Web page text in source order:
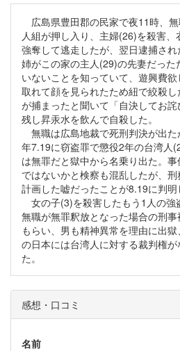
広島県豊田郡の民家で夜11時、
人組が押し入り、主婦(26)を殺害
強奪して逃走したが、翌日逮捕さ
姉がこの家の主人(29)の先妻だっ
いないことを知っていて、遊興費
取れて顔を見られたため紐で絞殺
が捕まったと聞いて「自決してお
残し昇汞水を飲んで自殺した。
無職は広島地裁で死刑判決が出
年7.19に窃盗罪で懲役2年の台湾人
は無罪だと獄中から名乗り出た。
ではないかと検察も混乱したが、
計画した嘘だったことが8.19に判明
女の子(3)を殺害したもう1人の強
無職が無罪釈放となった場合の刑
もらい、男も精神異常を理由に出
の日本には台湾人に対する裁判権
た。
感想・口コミ
名前